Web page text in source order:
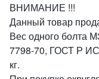
ВНИМАНИЕ !!!
Данный товар
Вес одного болта
7798-70, ГОСТ Р
кг.